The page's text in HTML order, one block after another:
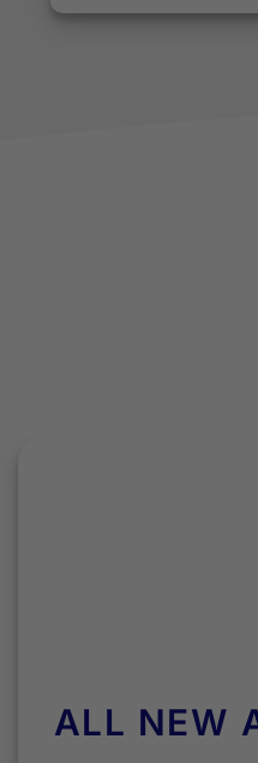
ALL NEW